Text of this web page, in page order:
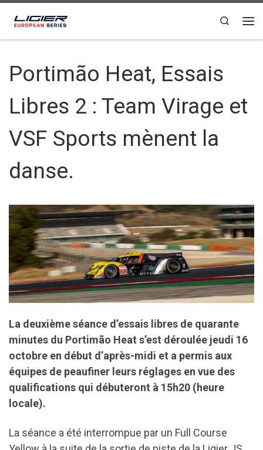
Passer au contenu Search
Portimão Heat, Essais
Libres 2 : Team Virage et
VSF Sports mènent la
danse.
La deuxième séance d’essais libres de quarante
minutes du Portimão Heat s’est déroulée jeudi 16
octobre en début d’après-midi et a permis aux
équipes de peaufiner leurs réglages en vue des
qualifications qui débuteront à 15h20 (heure
locale).
La séance a été interrompue par un Full Course